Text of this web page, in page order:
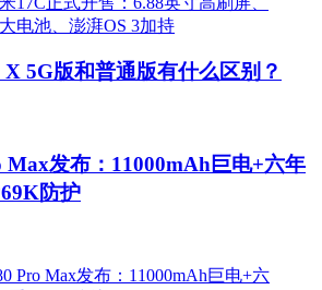
5G版和普通版有什么区别？
Max发布：11000mAh巨电+六年
防护